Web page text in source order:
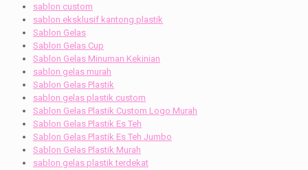
sablon custom
sablon eksklusif kantong plastik
Sablon Gelas
Sablon Gelas Cup
Sablon Gelas Minuman Kekinian
sablon gelas murah
Sablon Gelas Plastik
sablon gelas plastik custom
Sablon Gelas Plastik Custom Logo Murah
Sablon Gelas Plastik Es Teh
Sablon Gelas Plastik Es Teh Jumbo
Sablon Gelas Plastik Murah
sablon gelas plastik terdekat